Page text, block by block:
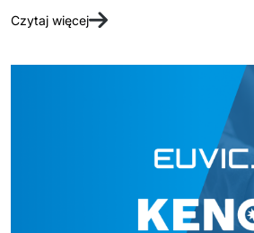
Czytaj więcej